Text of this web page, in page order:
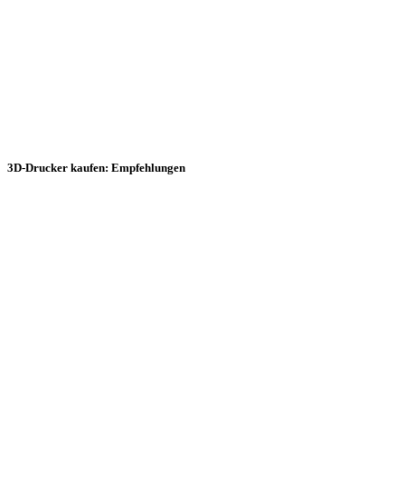
3D-Drucker kaufen: Empfehlungen